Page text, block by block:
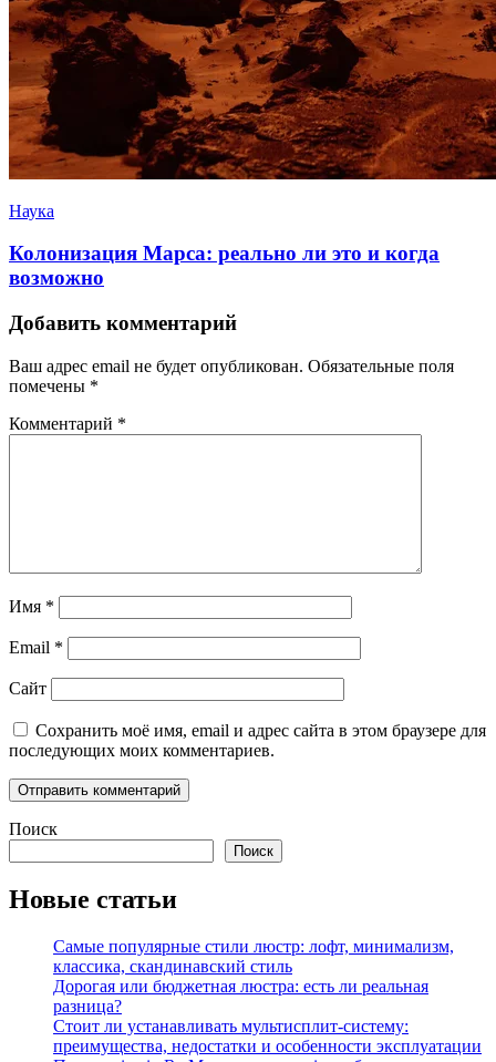
Наука
Колонизация Марса: реально ли это и когда
возможно
Добавить комментарий
Ваш адрес email не будет опубликован. Обязательные поля
помечены *
Комментарий *
Имя *
Email *
Сайт
Сохранить моё имя, email и адрес сайта в этом браузере для
последующих моих комментариев.
Поиск
Поиск
Новые статьи
Самые популярные стили люстр: лофт, минимализм,
классика, скандинавский стиль
Дорогая или бюджетная люстра: есть ли реальная
разница?
Стоит ли устанавливать мультисплит-систему:
преимущества, недостатки и особенности эксплуатации